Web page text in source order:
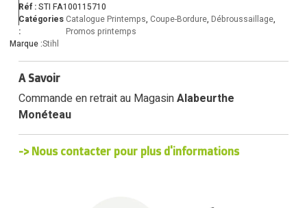
Réf :STI FA100115710
Catégories
:
Catalogue Printemps, Coupe-Bordure, Débroussaillage,
Promos printemps
Marque :Stihl
A Savoir
Commande en retrait au MagasinAlabeurthe
Monéteau
-> Nous contacter pour plus d'informations